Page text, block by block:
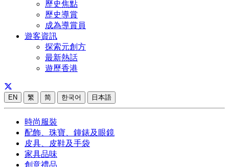
歷史焦點
歷史導賞
成為導賞員
遊客資訊
探索元創方
最新熱話
遊歷香港
EN 繁 简 한국어 日本語
時尚服裝
配飾、珠寶、鐘錶及眼鏡
皮具、皮鞋及手袋
家具品味
創意禮品